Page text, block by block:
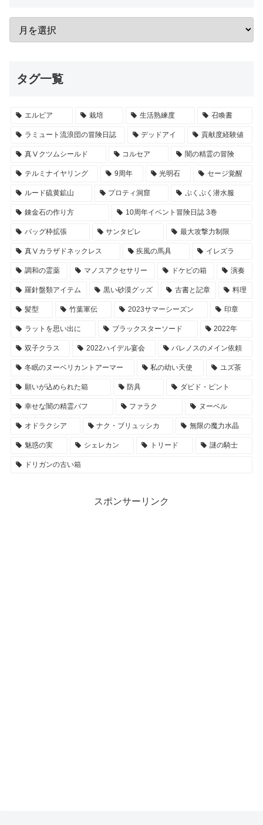
タグ一覧
エルビア 栽培 生活熟練度 召喚書
ラミュート流浪団の冒険日誌 デッドアイ 貢献度経験値
真Ⅴクツムシールド コルセア 闇の精霊の冒険
テルミナイヤリング 9周年 光明石 セージ覚醒
ルード硫黄鉱山 プロティ洞窟 ぷくぷく潜水服
錬金石の作り方 10周年イベント冒険日誌 3巻
バッグ枠拡張 サンタビレ 最大攻撃力制限
真Ⅴカラザドネックレス 疾風の馬具 イレズラ
調和の霊薬 マノスアクセサリー ドケビの箱 演奏
羅針盤類アイテム 黒い砂漠グッズ 古書と記章 料理
髪型 竹葉軍伝 2023サマーシーズン 印章
ラットを思い出に ブラックスターソード 2022年
双子クラス 2022ハイデル宴会 バレノスのメイン依頼
冬眠のヌーベリカントアーマー 私の幼い天使 ユズ茶
願いが込められた箱 防具 ダビド・ピント
幸せな闇の精霊バフ ファラク ヌーベル
オドラクシア ナク・ブリュッシカ 無限の魔力水晶
魅惑の実 シェレカン トリード 謎の騎士
ドリガンの古い箱
スポンサーリンク